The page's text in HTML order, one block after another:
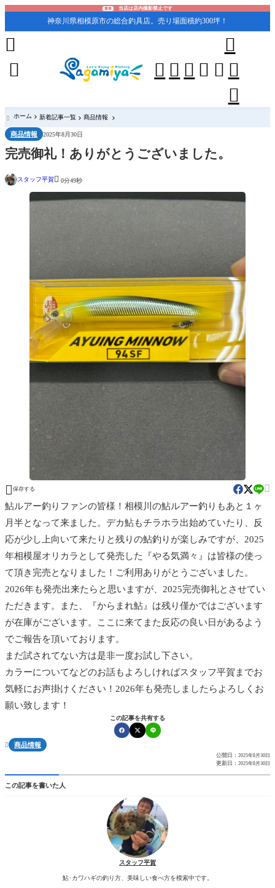
重要 当店は店内撮影禁止です
神奈川県相模原市の総合釣具店。売り場面積約300坪！
    





 ホーム 新着記事一覧 商品情報
商品情報 2025年8月30日
完売御礼！ありがとうございました。
スタッフ平賀 0分49秒
 保存する 
鮎ルアー釣りファンの皆様！相模川の鮎ルアー釣りもあと１ヶ
月半となって来ました。デカ鮎もチラホラ出始めていたり、反
応が少し上向いて来たりと残りの鮎釣りが楽しみですが、2025
年相模屋オリカラとして発売した『やる気満々』は皆様の使っ
て頂き完売となりました！ご利用ありがとうございました。
2026年も発売出来たらと思いますが、2025完売御礼とさせてい
ただきます。また、『からまれ鮎』は残り僅かではございます
が在庫がございます。ここに来てまた反応の良い日があるよう
でご報告を頂いております。
まだ試されてない方は是非一度お試し下さい。
カラーについてなどのお話もよろしければスタッフ平賀までお
気軽にお声掛けください！2026年も発売しましたらよろしくお
願い致します！
この記事を共有する
 商品情報
公開日： 2025年8月30日
更新日： 2025年8月30日
この記事を書いた人
スタッフ平賀
鮎･カワハギの釣り方、美味しい食べ方を模索中です。